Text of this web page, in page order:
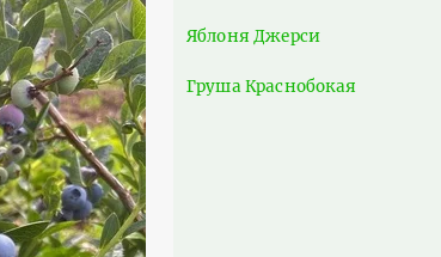
Яблоня Джерси
Груша Краснобокая